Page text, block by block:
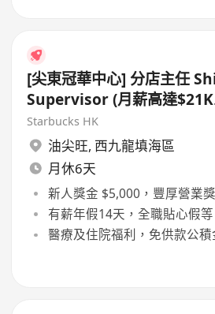
[尖東冠華中心] 分店主任
Supervisor (月薪高達$21K
+$5,000新人獎金)
Starbucks HK
油尖旺, 西九龍填海區
月休6天
新人獎金 $5,000，豐厚營業
有薪年假14天，全職貼心假等
醫療及住院福利，免供款公積